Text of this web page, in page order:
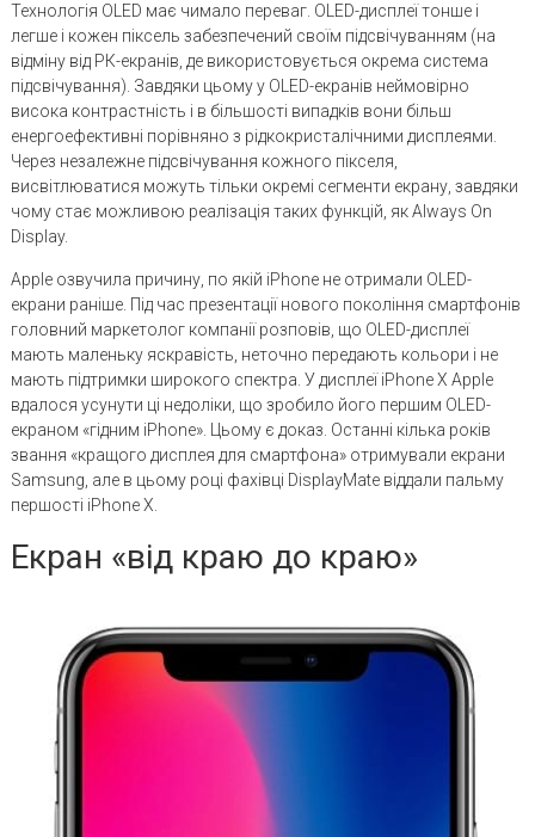
Технологія OLED має чимало переваг. OLED-дисплеї тонше і
легше і кожен піксель забезпечений своїм підсвічуванням (на
відміну від РК-екранів, де використовується окрема система
підсвічування). Завдяки цьому у OLED-екранів неймовірно
висока контрастність і в більшості випадків вони більш
енергоефективні порівняно з рідкокристалічними дисплеями.
Через незалежне підсвічування кожного пікселя,
висвітлюватися можуть тільки окремі сегменти екрану, завдяки
чому стає можливою реалізація таких функцій, як Always On
Display.
Apple озвучила причину, по якій iPhone не отримали OLED-
екрани раніше. Під час презентації нового покоління смартфонів
головний маркетолог компанії розповів, що OLED-дисплеї
мають маленьку яскравість, неточно передають кольори і не
мають підтримки широкого спектра. У дисплеї iPhone X Apple
вдалося усунути ці недоліки, що зробило його першим OLED-
екраном «гідним iPhone». Цьому є доказ. Останні кілька років
звання «кращого дисплея для смартфона» отримували екрани
Samsung, але в цьому році фахівці DisplayMate віддали пальму
першості iPhone X.
Екран «від краю до краю»